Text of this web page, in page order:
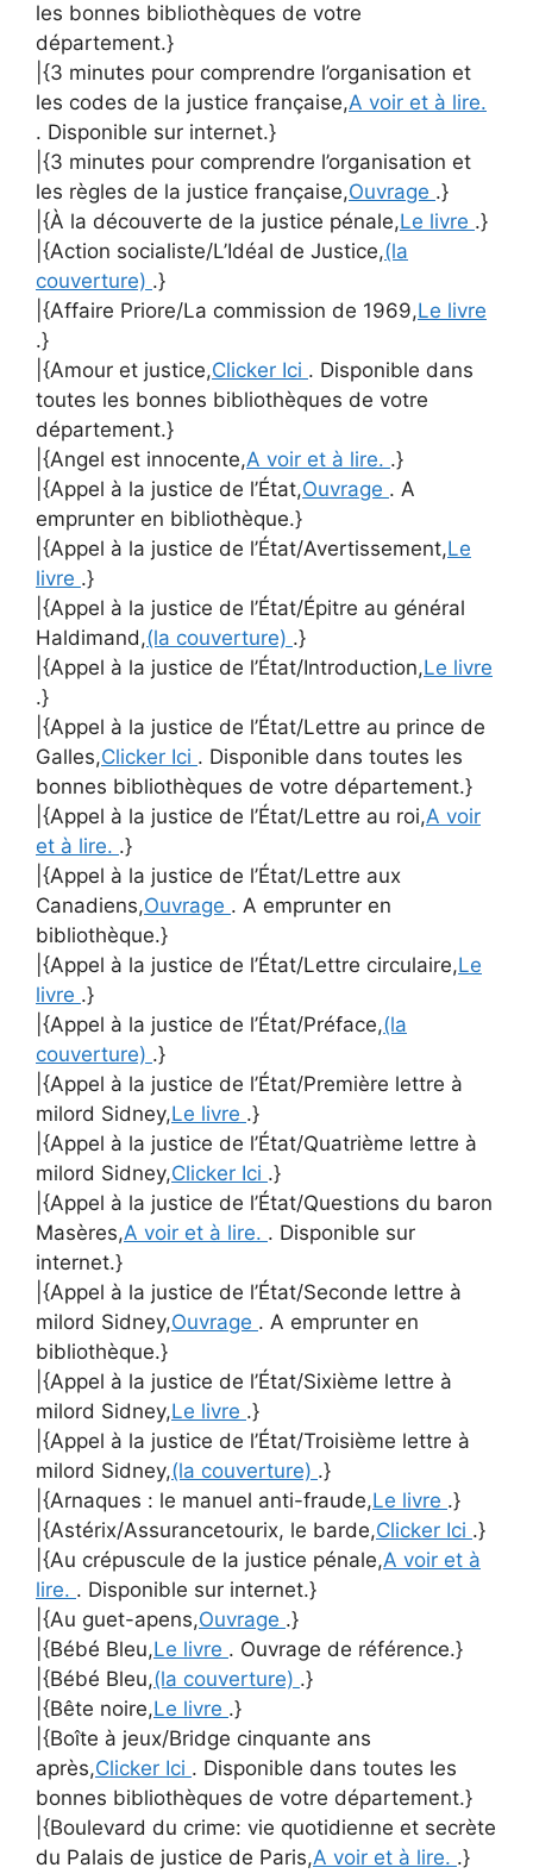
les bonnes bibliothèques de votre
département.}
|{3 minutes pour comprendre l’organisation et
les codes de la justice française,A voir et à lire.
. Disponible sur internet.}
|{3 minutes pour comprendre l’organisation et
les règles de la justice française,Ouvrage .}
|{À la découverte de la justice pénale,Le livre .}
|{Action socialiste/L’Idéal de Justice,(la
couverture) .}
|{Affaire Priore/La commission de 1969,Le livre
.}
|{Amour et justice,Clicker Ici . Disponible dans
toutes les bonnes bibliothèques de votre
département.}
|{Angel est innocente,A voir et à lire. .}
|{Appel à la justice de l’État,Ouvrage . A
emprunter en bibliothèque.}
|{Appel à la justice de l’État/Avertissement,Le
livre .}
|{Appel à la justice de l’État/Épitre au général
Haldimand,(la couverture) .}
|{Appel à la justice de l’État/Introduction,Le livre
.}
|{Appel à la justice de l’État/Lettre au prince de
Galles,Clicker Ici . Disponible dans toutes les
bonnes bibliothèques de votre département.}
|{Appel à la justice de l’État/Lettre au roi,A voir
et à lire. .}
|{Appel à la justice de l’État/Lettre aux
Canadiens,Ouvrage . A emprunter en
bibliothèque.}
|{Appel à la justice de l’État/Lettre circulaire,Le
livre .}
|{Appel à la justice de l’État/Préface,(la
couverture) .}
|{Appel à la justice de l’État/Première lettre à
milord Sidney,Le livre .}
|{Appel à la justice de l’État/Quatrième lettre à
milord Sidney,Clicker Ici .}
|{Appel à la justice de l’État/Questions du baron
Masères,A voir et à lire. . Disponible sur
internet.}
|{Appel à la justice de l’État/Seconde lettre à
milord Sidney,Ouvrage . A emprunter en
bibliothèque.}
|{Appel à la justice de l’État/Sixième lettre à
milord Sidney,Le livre .}
|{Appel à la justice de l’État/Troisième lettre à
milord Sidney,(la couverture) .}
|{Arnaques : le manuel anti-fraude,Le livre .}
|{Astérix/Assurancetourix, le barde,Clicker Ici .}
|{Au crépuscule de la justice pénale,A voir et à
lire. . Disponible sur internet.}
|{Au guet-apens,Ouvrage .}
|{Bébé Bleu,Le livre . Ouvrage de référence.}
|{Bébé Bleu,(la couverture) .}
|{Bête noire,Le livre .}
|{Boîte à jeux/Bridge cinquante ans
après,Clicker Ici . Disponible dans toutes les
bonnes bibliothèques de votre département.}
|{Boulevard du crime: vie quotidienne et secrète
du Palais de justice de Paris,A voir et à lire. .}